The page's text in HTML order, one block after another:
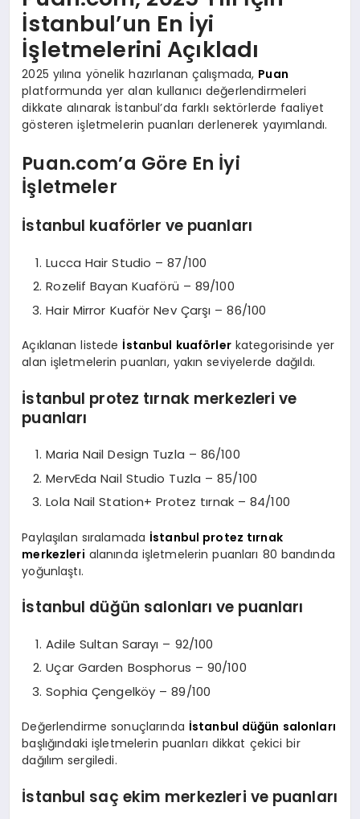
İstanbul’un En İyi
İşletmelerini Açıkladı
2025 yılına yönelik hazırlanan çalışmada, Puan
platformunda yer alan kullanıcı değerlendirmeleri
dikkate alınarak İstanbul’da farklı sektörlerde faaliyet
gösteren işletmelerin puanları derlenerek yayımlandı.
Puan.com’a Göre En İyi
İşletmeler
İstanbul kuaförler ve puanları
Lucca Hair Studio – 87/100
Rozelif Bayan Kuaförü – 89/100
Hair Mirror Kuaför Nev Çarşı – 86/100
Açıklanan listede İstanbul kuaförlerkategorisinde yer
alan işletmelerin puanları, yakın seviyelerde dağıldı.
İstanbul protez tırnak merkezleri ve
puanları
Maria Nail Design Tuzla – 86/100
MervEda Nail Studio Tuzla – 85/100
Lola Nail Station+ Protez tırnak – 84/100
Paylaşılan sıralamada İstanbul protez tırnak
merkezleri alanında işletmelerin puanları 80 bandında
yoğunlaştı.
İstanbul düğün salonları ve puanları
Adile Sultan Sarayı – 92/100
Uçar Garden Bosphorus – 90/100
Sophia Çengelköy – 89/100
Değerlendirme sonuçlarında İstanbul düğün salonları
başlığındaki işletmelerin puanları dikkat çekici bir
dağılım sergiledi.
İstanbul saç ekim merkezleri ve puanları